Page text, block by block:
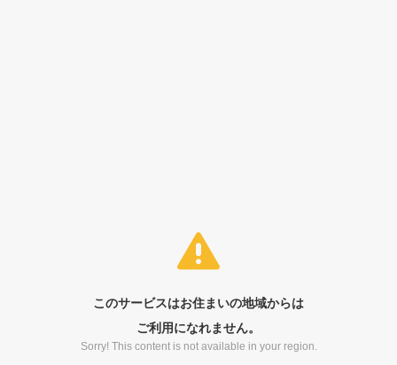
このサービスはお住まいの地域からは
ご利用になれません。
Sorry! This content is not available in your region.